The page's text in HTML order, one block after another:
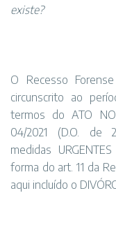
existe?
O Recesso
circunscrito ao
termos do ATO
04/2021 (D.O. de
medidas
forma do art. 11 da
aqui incluído o